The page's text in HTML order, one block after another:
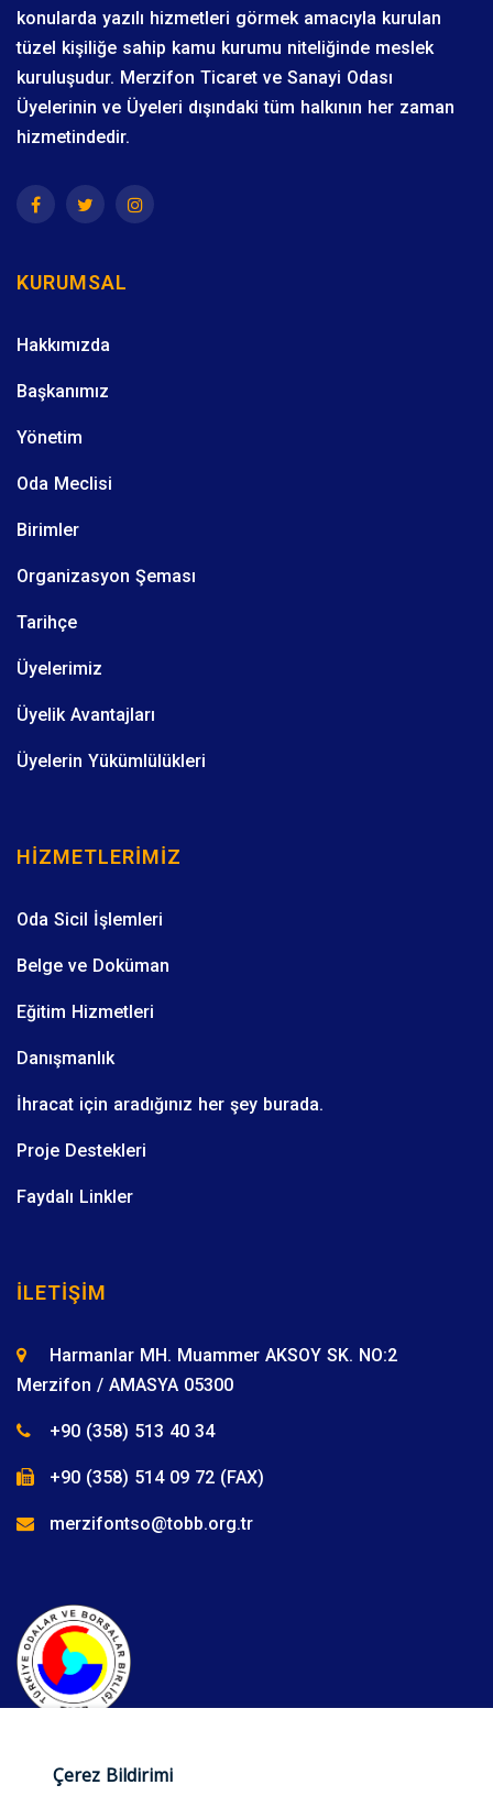
konularda yazılı hizmetleri görmek amacıyla kurulan
tüzel kişiliğe sahip kamu kurumu niteliğinde meslek
kuruluşudur. Merzifon Ticaret ve Sanayi Odası
Üyelerinin ve Üyeleri dışındaki tüm halkının her zaman
hizmetindedir.
KURUMSAL
Hakkımızda
Başkanımız
Yönetim
Oda Meclisi
Birimler
Organizasyon Şeması
Tarihçe
Üyelerimiz
Üyelik Avantajları
Üyelerin Yükümlülükleri
HIZMETLERIMIZ
Oda Sicil İşlemleri
Belge ve Doküman
Eğitim Hizmetleri
Danışmanlık
İhracat için aradığınız her şey burada.
Proje Destekleri
Faydalı Linkler
İLETIŞIM
Harmanlar MH. Muammer AKSOY SK. NO:2
Merzifon / AMASYA 05300
+90 (358) 513 40 34
+90 (358) 514 09 72 (FAX)
merzifontso@tobb.org.tr
Çerez Bildirimi